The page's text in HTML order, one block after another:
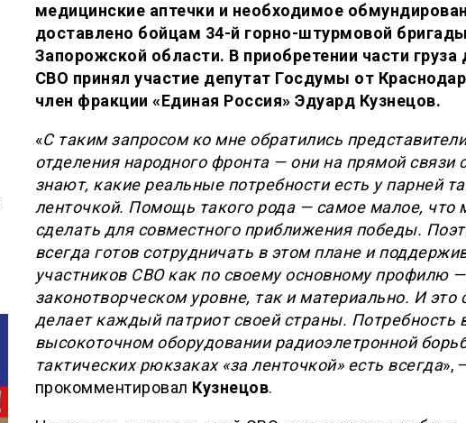
медицинские аптечки и необходимое
доставлено бойцам 34-й горно-штурмовой бригады
Запорожской области. В приобретении части
СВО принял участие депутат Госдумы от
член фракции «Единая Россия» Эдуард Кузнецов.
«С таким запросом ко мне обратились
отделения народного фронта — они на прямой связи
знают, какие реальные потребности есть у парней
ленточкой. Помощь такого рода — самое малое,
сделать для совместного приближения победы.
всегда готов сотрудничать в этом плане и
участников СВО как по своему основному профилю
законотворческом уровне, так и материально. И это
делает каждый патриот своей страны. Потребность
высокоточном оборудовании радиоэлетронной
тактических рюкзаках «за ленточкой» есть всегда»,
прокомментировал Кузнецов.